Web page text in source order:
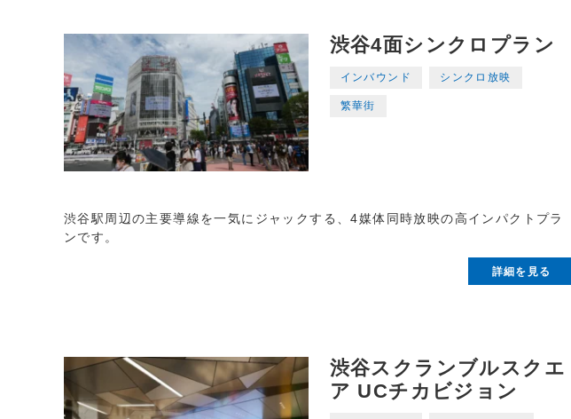
渋谷4面シンクロプラン
インバウンド シンクロ放映
繁華街
渋谷駅周辺の主要導線を一気にジャックする、4媒体同時放映の高インパクトプラ
ンです。
詳細を見る
渋谷スクランブルスクエ
ア UCチカビジョン